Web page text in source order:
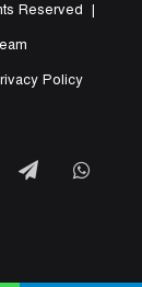
Reserved |
Policy
Telegram